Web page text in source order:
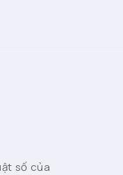
số của